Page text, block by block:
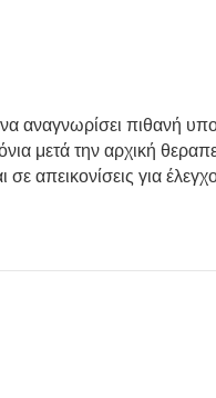
αναγνωρίσει πιθανή
μετά την αρχική
απεικονίσεις για